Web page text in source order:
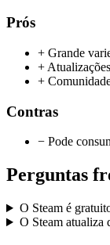
Prós
+ Grande
+
+
Contras
− Pode
Perguntas
O Steam é
O Steam atualiza